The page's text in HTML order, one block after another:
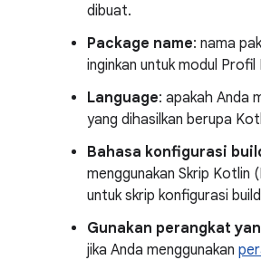
dibuat.
Package name: nama
inginkan untuk modul Profil
Language: apakah Anda
yang dihasilkan berupa
Bahasa konfigurasi
menggunakan Skrip Kotlin
untuk skrip konfigurasi
Gunakan perangkat
jika Anda menggunakan